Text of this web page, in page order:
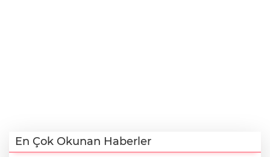
En Çok Okunan Haberler